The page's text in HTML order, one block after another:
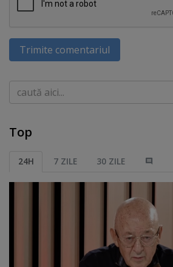
Trimite comentariul
Caută
Top
24H 7 ZILE 30 ZILE